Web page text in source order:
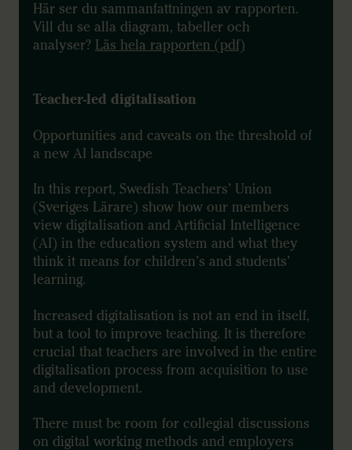
Här ser du sammanfattningen av rapporten.
Vill du se alla diagram, tabeller och
analyser? Läs hela rapporten (pdf)
Teacher-led digitalisation
Opportunities and caveats on the threshold of
a new AI landscape
In this report, Swedish Teachers’ Union
(Sveriges Lärare) show how our members
view digitalisation and Artificial Intelligence
(AI) in the education system and what they
think it means for children’s and students’
learning.
Increased digitalisation is not an end in itself,
but a tool to improve teaching. It is therefore
crucial that teachers are involved in the entire
digitalisation process from acquisition to use
and development.
There must be room for collegial discussions
on digital working methods and employers